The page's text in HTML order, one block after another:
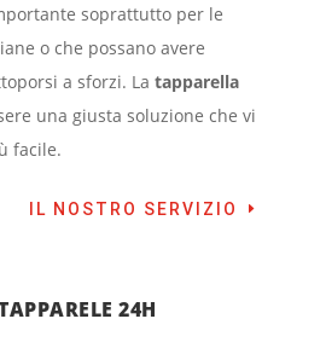
soprattutto per le
o che possano avere
a sforzi. La tapparella
una giusta soluzione che vi
facile.
IL NOSTRO SERVIZIO
24H